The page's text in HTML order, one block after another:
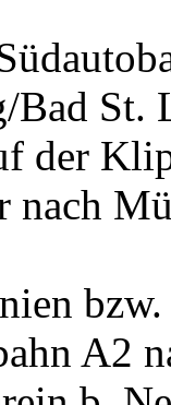
St.
der
nach
A2